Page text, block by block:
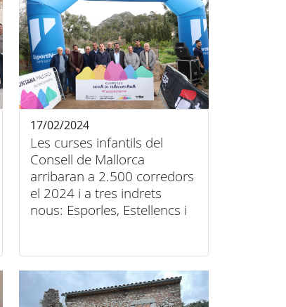
Les curses infantils del
Consell de Mallorca
arribaran a 2.500 corredors
el 2024 i a tres indrets
nous: Esporles, Estellencs i
17/02/2024